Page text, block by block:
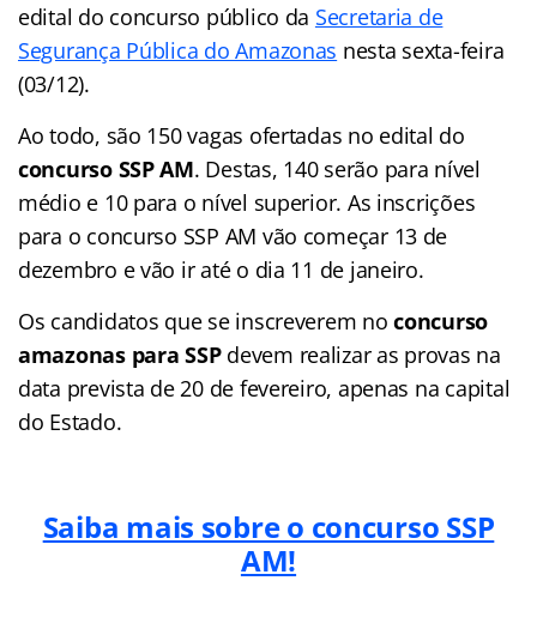
edital do concurso público da Secretaria de
Segurança Pública do Amazonas nesta sexta-feira
(03/12).
Ao todo, são 150 vagas ofertadas no edital do
concurso SSP AM. Destas, 140 serão para nível
médio e 10 para o nível superior. As inscrições
para o concurso SSP AM vão começar 13 de
dezembro e vão ir até o dia 11 de janeiro.
Os candidatos que se inscreverem noconcurso
amazonas para SSP devem realizar as provas na
data prevista de 20 de fevereiro, apenas na capital
do Estado.
Saiba mais sobre o concurso SSP
AM!